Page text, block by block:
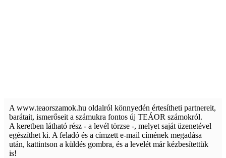
A www.teaorszamok.hu oldalról könnyedén értesítheti partnereit,
barátait, ismerőseit a számukra fontos új TEÁOR számokról.
A keretben látható rész - a levél törzse -, melyet saját üzenetével
egészíthet ki. A feladó és a címzett e-mail címének megadása
után, kattintson a küldés gombra, és a levelét már kézbesítettük
is!